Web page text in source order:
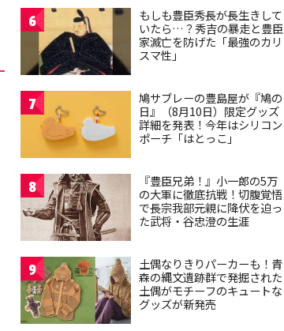
6
もしも豊臣秀長が長生きして
いたら…？秀吉の暴走と豊臣
家滅亡を防げた「最強のカリ
スマ性」
7
鳩サブレーの豊島屋が『鳩の
日』（8月10日）限定グッズ
詳細を発表！今年はシリコン
ポーチ「はとっこ」
8
『豊臣兄弟！』小一郎の5万
の大軍に徹底抗戦！切腹覚悟
で長宗我部元親に降伏を迫っ
た武将・谷忠澄の生涯
9
土偶なりきりパーカーも！青
森の縄文遺跡群で発掘された
土偶がモチーフのキュートな
グッズが新発売